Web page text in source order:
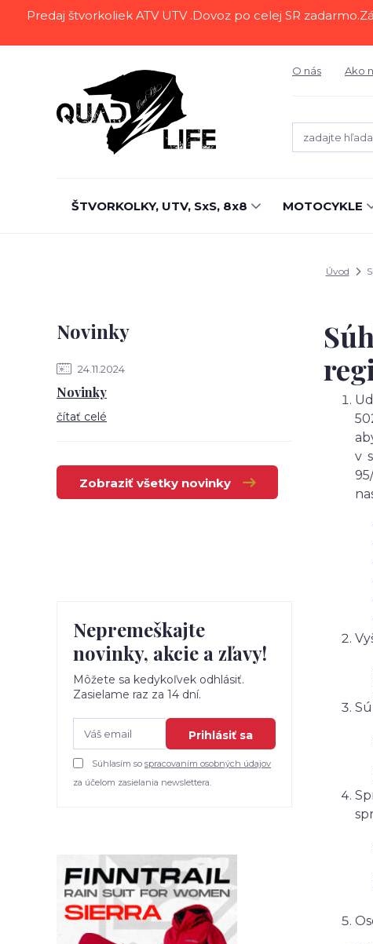
Predaj štvorkoliek ATV UTV .Dovoz po celej SR
O nás Ako
ŠTVORKOLKY, UTV, SxS, 8x8 MOTOCYKLE
Úvod
Novinky
24.11.2024
Novinky
čítať celé
Zobraziť všetky novinky
Nepremeškajte
novinky, akcie a zľavy!
Môžete sa kedykoľvek odhlásiť.
Zasielame raz za 14 dní.
Prihlásiť sa
Súhlasím so spracovaním osobných údajov
za účelom zasielania newslettera.
v